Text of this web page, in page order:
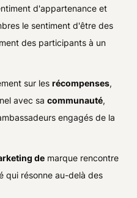
d'appartenance et
le sentiment d'être des
des participants à un
sur lesrécompenses,
avec sacommunauté,
engagés de la
de marque rencontre
qui résonne au-delà des